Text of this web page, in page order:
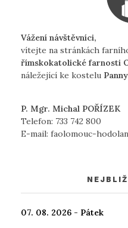
Vážení návštěvníci,
vítejte na stránkách
římskokatolické farnosti
náležející ke kostelu
P. Mgr. Michal POŘÍZEK
Telefon: 733 742 800
E-mail: faolomouc-
07. 08. 2026 - Pátek